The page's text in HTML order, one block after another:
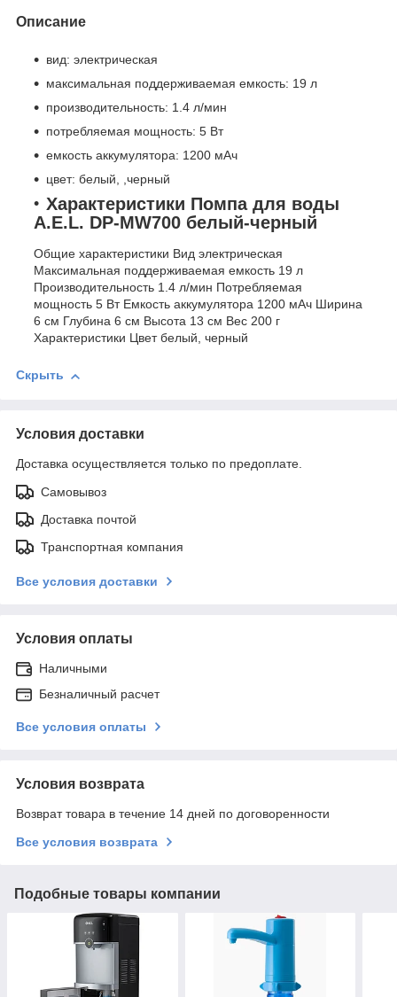
Описание
вид: электрическая
максимальная поддерживаемая емкость: 19 л
производительность: 1.4 л/мин
потребляемая мощность: 5 Вт
емкость аккумулятора: 1200 мАч
цвет: белый, ,черный
Характеристики Помпа для воды
A.E.L. DP-MW700 белый-черный
Общие характеристики Вид электрическая
Максимальная поддерживаемая емкость 19 л
Производительность 1.4 л/мин Потребляемая
мощность 5 Вт Емкость аккумулятора 1200 мАч Ширина
6 см Глубина 6 см Высота 13 см Вес 200 г
Характеристики Цвет белый, черный
Скрыть
Условия доставки
Доставка осуществляется только по предоплате.
Самовывоз
Доставка почтой
Транспортная компания
Все условия доставки
Условия оплаты
Наличными
Безналичный расчет
Все условия оплаты
Условия возврата
Возврат товара в течение 14 дней по договоренности
Все условия возврата
Подобные товары компании